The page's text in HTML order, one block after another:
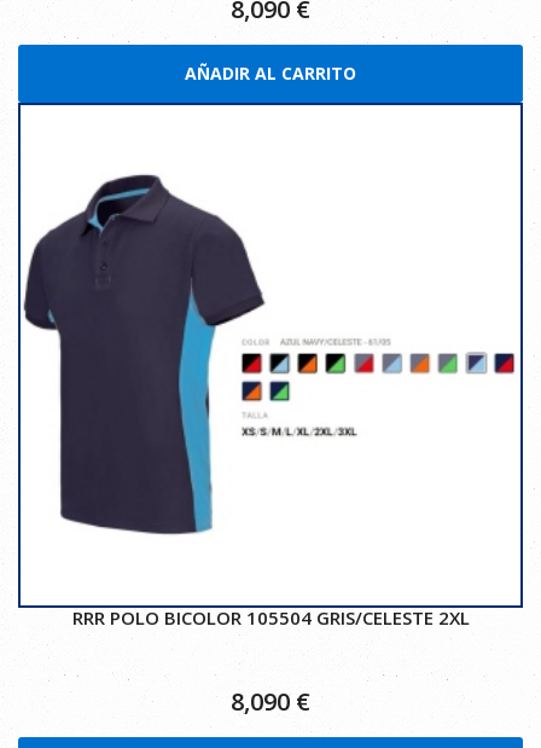
8,090 €
AÑADIR AL CARRITO
RRR POLO BICOLOR 105504 GRIS/CELESTE 2XL
8,090 €